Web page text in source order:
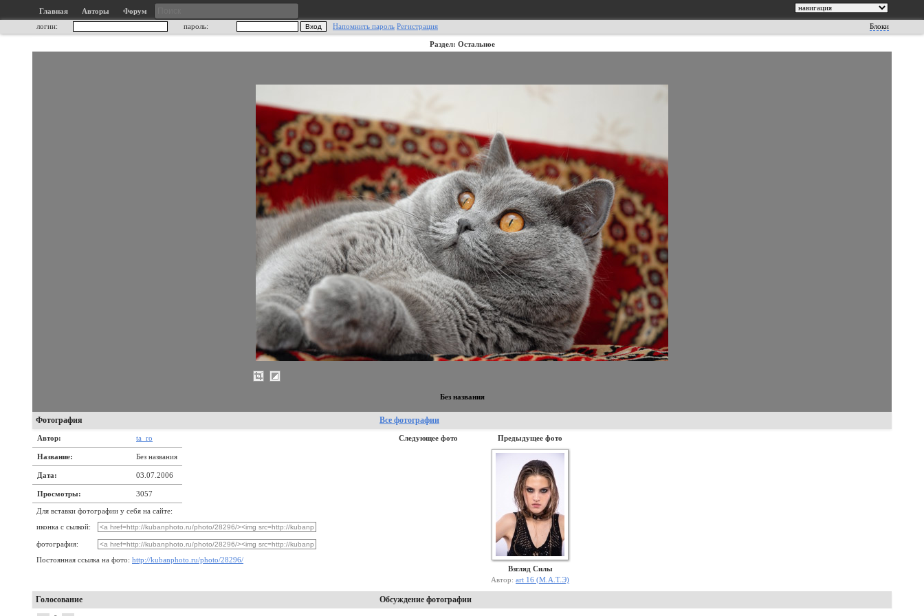
Главная Авторы
Форум
логин:
пароль: Напомнить пароль Регистрация Блоки
Раздел: Остальное
Без названия
Фотография Все фотографии
Автор: ta_ro
Название: Без названия
Дата: 03.07.2006
Просмотры: 3057
Для вставки фотографии у себя на сайте:
иконка с сылкой:
фотография:
Постоянная ссылка на фото: http://kubanphoto.ru/photo/28296/
Следующее фото Предыдущее фото
Взгляд Силы
Автор: art 16 (М.А.Т.Э)
Голосование Обсуждение фотографии